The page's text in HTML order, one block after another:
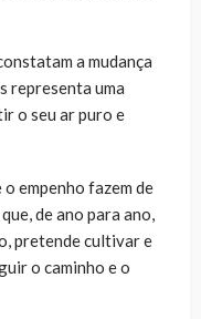
a mudança
representa uma
o seu ar puro e
empenho fazem de
de ano para ano,
pretende cultivar e
o caminho e o